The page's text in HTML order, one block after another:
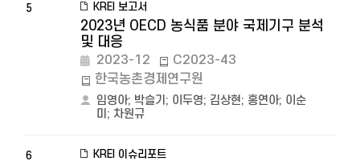
5 KREI 보고서
2023년 OECD 농식품 분야 국제기구 분석
및 대응
2023-12
C2023-43
한국농촌경제연구원
임영아; 박슬기 ; 이두영; 김상현; 홍연아; 이순
미 ; 차원규
6 KREI 이슈리포트